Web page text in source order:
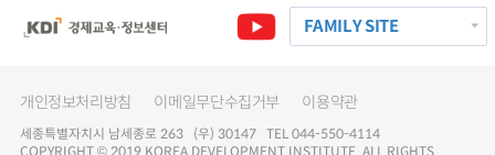
FAMILY SITE
개인정보처리방침 이메일무단수집거부 이용약관
세종특별자치시 남세종로 263 (우) 30147 TEL 044-550-4114
COPYRIGHT © 2019 KOREA DEVELOPMENT INSTITUTE. ALL RIGHTS